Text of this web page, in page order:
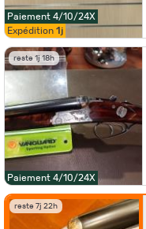
Paiement 4/10/24X
Expédition 1j
reste 1j 18h
Paiement 4/10/24X
reste 7j 22h